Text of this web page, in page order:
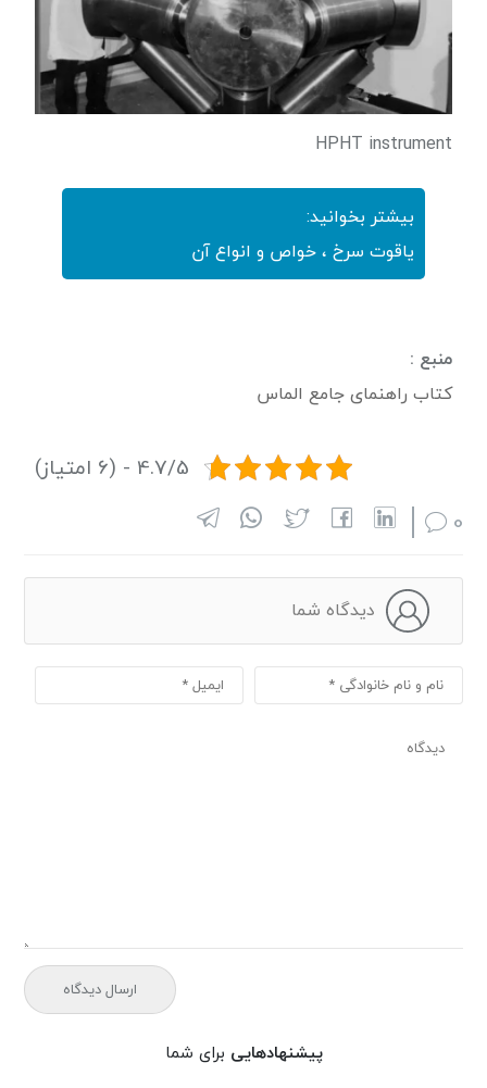
HPHT instrument
بیشتر بخوانید:
یاقوت سرخ ، خواص و انواع آن
منبع :
کتاب راهنمای جامع الماس
4.7/5 - (6 امتیاز)
0
دیدگاه شما
پیشنهادهایی برای شما